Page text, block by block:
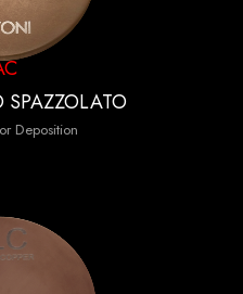
Deposition